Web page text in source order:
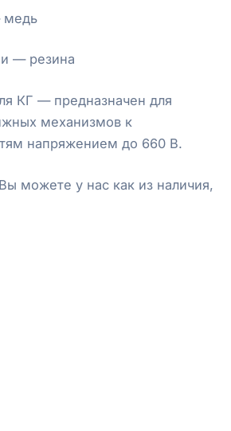
медь
— резина
КГ — предназначен для
механизмов к
напряжением до 660 В.
можете у нас как из наличия,